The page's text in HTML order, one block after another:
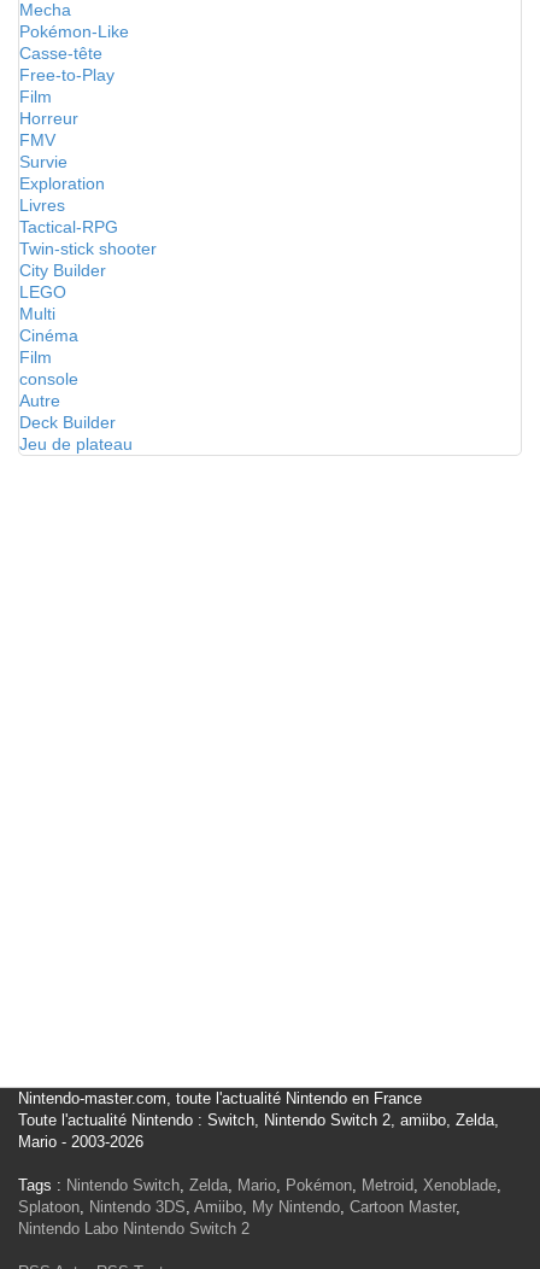
Mecha
Pokémon-Like
Casse-tête
Free-to-Play
Film
Horreur
FMV
Survie
Exploration
Livres
Tactical-RPG
Twin-stick shooter
City Builder
LEGO
Multi
Cinéma
Film
console
Autre
Deck Builder
Jeu de plateau
Nintendo-master.com, toute l'actualité Nintendo en France
Toute l'actualité Nintendo : Switch, Nintendo Switch 2, amiibo, Zelda,
Mario - 2003-2026
Tags : Nintendo Switch, Zelda, Mario, Pokémon, Metroid, Xenoblade,
Splatoon, Nintendo 3DS, Amiibo, My Nintendo, Cartoon Master,
Nintendo Labo Nintendo Switch 2